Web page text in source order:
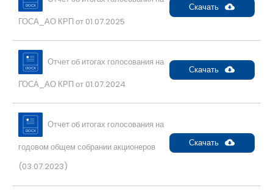
ГОСА_АО КРП от 01.07.2025
Скачать
Отчет об итогах голосования на
ГОСА_АО КРП от 01.07.2024
Скачать
Отчет об итогах голосования на
годовом общем собрании акционеров
(03.07.2023)
Скачать